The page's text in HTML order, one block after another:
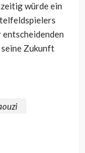
würde ein
Zukunft